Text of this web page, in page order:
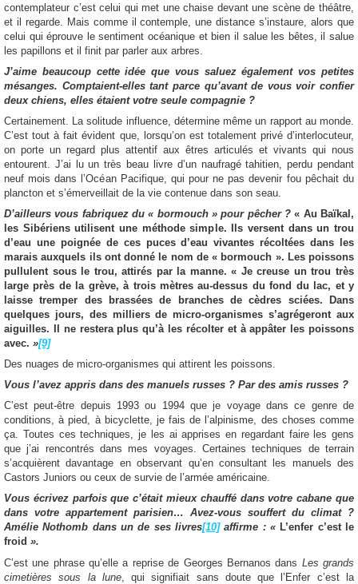
contemplateur c’est celui qui met une chaise devant une scène de théâtre,
et il regarde. Mais comme il contemple, une distance s’instaure, alors que
celui qui éprouve le sentiment océanique et bien il salue les bêtes, il salue
les papillons et il finit par parler aux arbres.
J’aime beaucoup cette idée que vous saluez également vos petites
mésanges. Comptaient-elles tant parce qu’avant de vous voir confier
deux chiens, elles étaient votre seule compagnie ?
Certainement. La solitude influence, détermine même un rapport au monde.
C’est tout à fait évident que, lorsqu’on est totalement privé d’interlocuteur,
on porte un regard plus attentif aux êtres articulés et vivants qui nous
entourent. J’ai lu un très beau livre d’un naufragé tahitien, perdu pendant
neuf mois dans l’Océan Pacifique, qui pour ne pas devenir fou pêchait du
plancton et s’émerveillait de la vie contenue dans son seau.
D’ailleurs vous fabriquez du « bormouch » pour pêcher ?« Au Baïkal,
les Sibériens utilisent une méthode simple. Ils versent dans un trou
d’eau une poignée de ces puces d’eau vivantes récoltées dans les
marais auxquels ils ont donné le nom de « bormouch ». Les poissons
pullulent sous le trou, attirés par la manne. « Je creuse un trou très
large près de la grève, à trois mètres au-dessus du fond du lac, et y
laisse tremper des brassées de branches de cèdres sciées. Dans
quelques jours, des milliers de micro-organismes s’agrégeront aux
aiguilles. Il ne restera plus qu’à les récolter et à appâter les poissons
avec. »[9]
Des nuages de micro-organismes qui attirent les poissons.
Vous l’avez appris dans des manuels russes ? Par des amis russes ?
C’est peut-être depuis 1993 ou 1994 que je voyage dans ce genre de
conditions, à pied, à bicyclette, je fais de l’alpinisme, des choses comme
ça. Toutes ces techniques, je les ai apprises en regardant faire les gens
que j’ai rencontrés dans mes voyages. Certaines techniques de terrain
s’acquièrent davantage en observant qu’en consultant les manuels des
Castors Juniors ou ceux de survie de l’armée américaine.
Vous écrivez parfois que c’était mieux chauffé dans votre cabane que
dans votre appartement parisien… Avez-vous souffert du climat ?
Amélie Nothomb dans un de ses livres[10]affirme : « L’enfer c’est le
froid ».
C’est une phrase qu’elle a reprise de Georges Bernanos dans Les grands
cimetières sous la lune, qui signifiait sans doute que l’Enfer c’est la